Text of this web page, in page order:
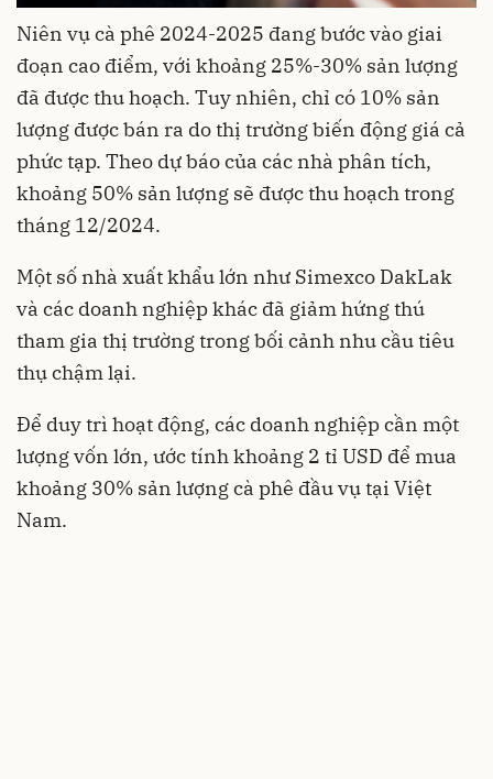
Niên vụ cà phê 2024-2025 đang bước vào giai
đoạn cao điểm, với khoảng 25%-30% sản lượng
đã được thu hoạch. Tuy nhiên, chỉ có 10% sản
lượng được bán ra do thị trường biến động giá cả
phức tạp. Theo dự báo của các nhà phân tích,
khoảng 50% sản lượng sẽ được thu hoạch trong
tháng 12/2024.
Một số nhà xuất khẩu lớn như Simexco DakLak
và các doanh nghiệp khác đã giảm hứng thú
tham gia thị trường trong bối cảnh nhu cầu tiêu
thụ chậm lại.
Để duy trì hoạt động, các doanh nghiệp cần một
lượng vốn lớn, ước tính khoảng 2 tỉ USD để mua
khoảng 30% sản lượng cà phê đầu vụ tại Việt
Nam.